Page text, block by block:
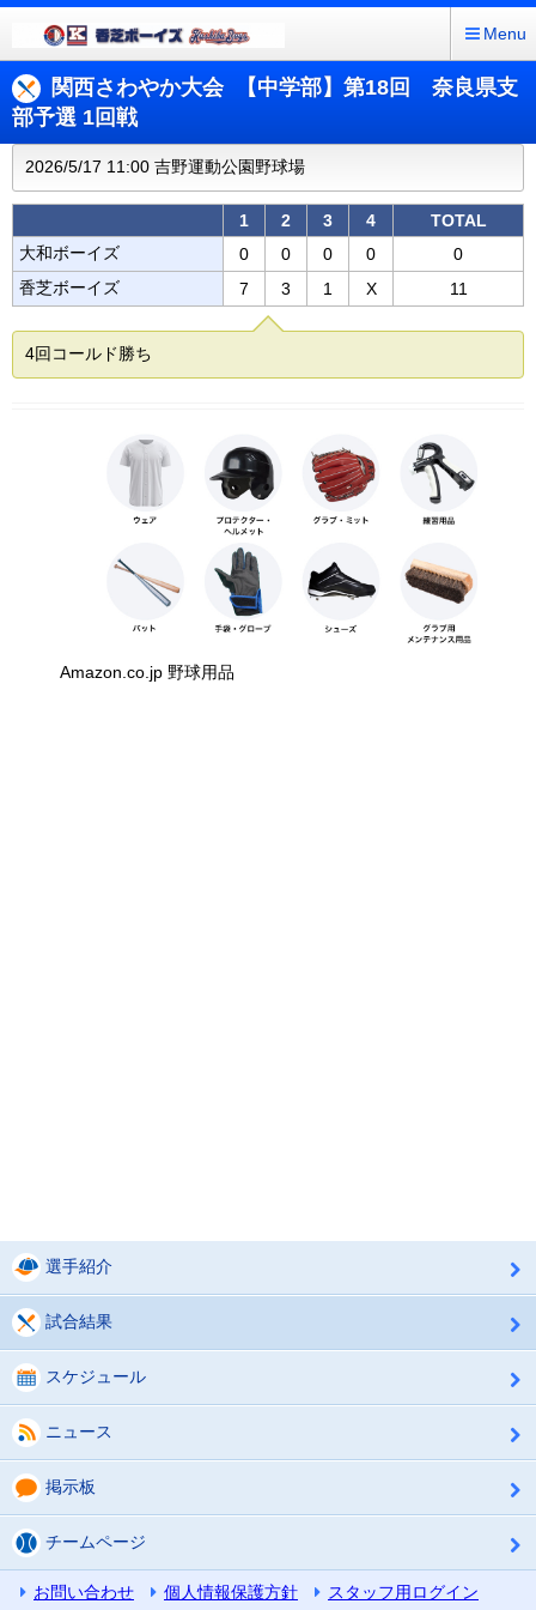
Menu
関西さわやか大会 【中学部】第18回 奈良県支
部予選 1回戦
2026/5/17 11:00 吉野運動公園野球場
1 2 3 4
TOTAL
大和ボーイズ
0 0 0 0
0
香芝ボーイズ
7 3 1 X 11
4回コールド勝ち
Amazon.co.jp 野球用品
選手紹介
試合結果
スケジュール
ニュース
掲示板
チームページ
お問い合わせ 個人情報保護方針 スタッフ用ログイン